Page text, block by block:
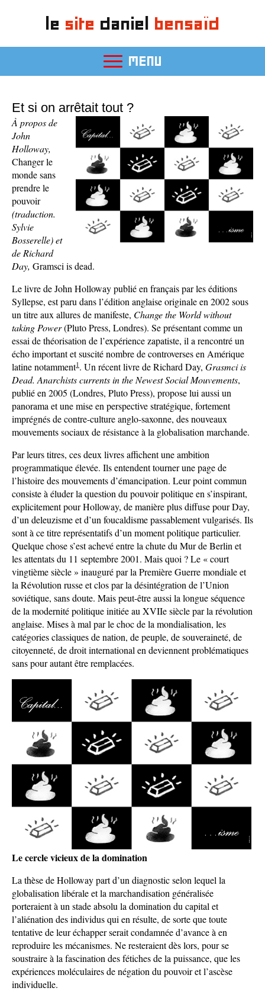
le site daniel bensaïd
MENU
Et si on arrêtait tout ?
À propos de
John
Holloway,
Changer le
monde sans
prendre le
pouvoir
(traduction.
Sylvie
Bosserelle) et
de Richard
Day, Gramsci is dead.
Le livre de John Holloway publié en français par les éditions
Syllepse, est paru dans l’édition anglaise originale en 2002 sous
un titre aux allures de manifeste, Change the World without
taking Power(Pluto Press, Londres). Se présentant comme un
essai de théorisation de l’expérience zapatiste, il a rencontré un
écho important et suscité nombre de controverses en Amérique
latine notamment1. Un récent livre de Richard Day, Grasmci is
Dead. Anarchists currents in the Newest Social Mouvements,
publié en 2005 (Londres, Pluto Press), propose lui aussi un
panorama et une mise en perspective stratégique, fortement
imprégnés de contre-culture anglo-saxonne, des nouveaux
mouvements sociaux de résistance à la globalisation marchande.
Par leurs titres, ces deux livres affichent une ambition
programmatique élevée. Ils entendent tourner une page de
l’histoire des mouvements d’émancipation. Leur point commun
consiste à éluder la question du pouvoir politique en s’inspirant,
explicitement pour Holloway, de manière plus diffuse pour Day,
d’un deleuzisme et d’un foucaldisme passablement vulgarisés. Ils
sont à ce titre représentatifs d’un moment politique particulier.
Quelque chose s’est achevé entre la chute du Mur de Berlin et
les attentats du 11 septembre 2001. Mais quoi ? Le « court
vingtième siècle » inauguré par la Première Guerre mondiale et
la Révolution russe et clos par la désintégration de l’Union
soviétique, sans doute. Mais peut-être aussi la longue séquence
de la modernité politique initiée au XVIIe siècle par la révolution
anglaise. Mises à mal par le choc de la mondialisation, les
catégories classiques de nation, de peuple, de souveraineté, de
citoyenneté, de droit international en deviennent problématiques
sans pour autant être remplacées.
Le cercle vicieux de la domination
La thèse de Holloway part d’un diagnostic selon lequel la
globalisation libérale et la marchandisation généralisée
porteraient à un stade absolu la domination du capital et
l’aliénation des individus qui en résulte, de sorte que toute
tentative de leur échapper serait condamnée d’avance à en
reproduire les mécanismes. Ne resteraient dès lors, pour se
soustraire à la fascination des fétiches de la puissance, que les
expériences moléculaires de négation du pouvoir et l’ascèse
individuelle.